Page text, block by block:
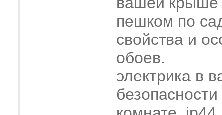
пешком по
свойства и
обоев.
электрика в